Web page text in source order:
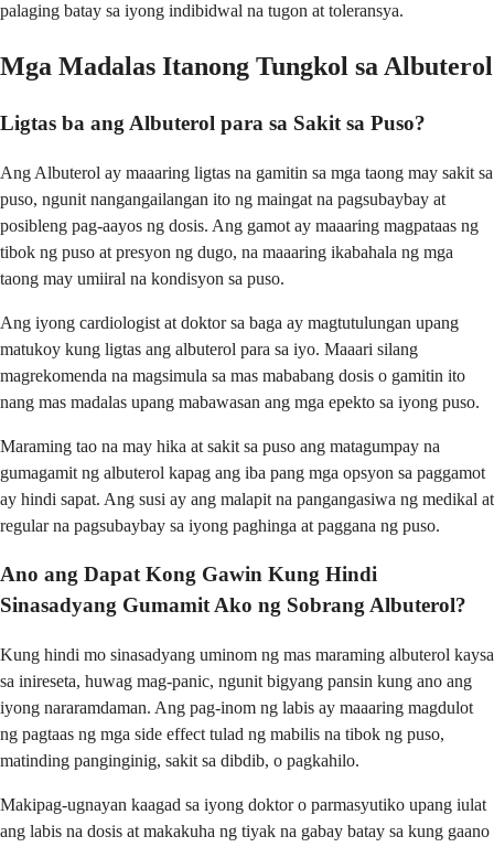
palaging batay sa iyong indibidwal na tugon at toleransya.
Mga Madalas Itanong Tungkol sa Albuterol
Ligtas ba ang Albuterol para sa Sakit sa Puso?
Ang Albuterol ay maaaring ligtas na gamitin sa mga taong may sakit sa
puso, ngunit nangangailangan ito ng maingat na pagsubaybay at
posibleng pag-aayos ng dosis. Ang gamot ay maaaring magpataas ng
tibok ng puso at presyon ng dugo, na maaaring ikabahala ng mga
taong may umiiral na kondisyon sa puso.
Ang iyong cardiologist at doktor sa baga ay magtutulungan upang
matukoy kung ligtas ang albuterol para sa iyo. Maaari silang
magrekomenda na magsimula sa mas mababang dosis o gamitin ito
nang mas madalas upang mabawasan ang mga epekto sa iyong puso.
Maraming tao na may hika at sakit sa puso ang matagumpay na
gumagamit ng albuterol kapag ang iba pang mga opsyon sa paggamot
ay hindi sapat. Ang susi ay ang malapit na pangangasiwa ng medikal at
regular na pagsubaybay sa iyong paghinga at paggana ng puso.
Ano ang Dapat Kong Gawin Kung Hindi
Sinasadyang Gumamit Ako ng Sobrang Albuterol?
Kung hindi mo sinasadyang uminom ng mas maraming albuterol kaysa
sa inireseta, huwag mag-panic, ngunit bigyang pansin kung ano ang
iyong nararamdaman. Ang pag-inom ng labis ay maaaring magdulot
ng pagtaas ng mga side effect tulad ng mabilis na tibok ng puso,
matinding panginginig, sakit sa dibdib, o pagkahilo.
Makipag-ugnayan kaagad sa iyong doktor o parmasyutiko upang iulat
ang labis na dosis at makakuha ng tiyak na gabay batay sa kung gaano